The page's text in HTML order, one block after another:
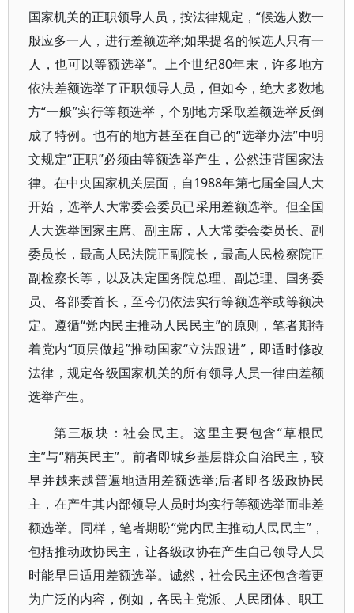
国家机关的正职领导人员，按法律规定，“候选人数一
般应多一人，进行差额选举;如果提名的候选人只有一
人，也可以等额选举”。上个世纪80年末，许多地方
依法差额选举了正职领导人员，但如今，绝大多数地
方“一般”实行等额选举，个别地方采取差额选举反倒
成了特例。也有的地方甚至在自己的“选举办法”中明
文规定“正职”必须由等额选举产生，公然违背国家法
律。在中央国家机关层面，自1988年第七届全国人大
开始，选举人大常委会委员已采用差额选举。但全国
人大选举国家主席、副主席，人大常委会委员长、副
委员长，最高人民法院正副院长，最高人民检察院正
副检察长等，以及决定国务院总理、副总理、国务委
员、各部委首长，至今仍依法实行等额选举或等额决
定。遵循“党内民主推动人民民主”的原则，笔者期待
着党内“顶层做起”推动国家“立法跟进”，即适时修改
法律，规定各级国家机关的所有领导人员一律由差额
选举产生。
第三板块：社会民主。这里主要包含“草根民
主”与“精英民主”。前者即城乡基层群众自治民主，较
早并越来越普遍地适用差额选举;后者即各级政协民
主，在产生其内部领导人员时均实行等额选举而非差
额选举。同样，笔者期盼“党内民主推动人民民主”，
包括推动政协民主，让各级政协在产生自己领导人员
时能早日适用差额选举。诚然，社会民主还包含着更
为广泛的内容，例如，各民主党派、人民团体、职工